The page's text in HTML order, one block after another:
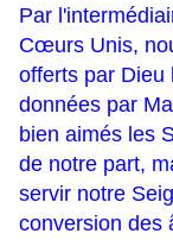
Par
Cœurs Unis,
offerts par Dieu
données par
bien aimés les
de notre part,
servir notre
conversion des